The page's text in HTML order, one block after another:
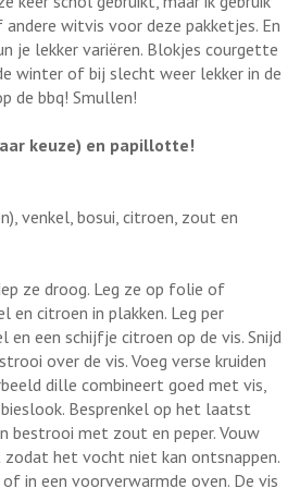
witvis voor deze pakketjes. En
je lekker variëren. Blokjes courgette
winter of bij slecht weer lekker in de
de bbq! Smullen!
keuze) en papillotte!
venkel, bosui, citroen, zout en
ze droog. Leg ze op folie of
en citroen in plakken. Leg per
en een schijfje citroen op de vis. Snijd
over de vis. Voeg verse kruiden
dille combineert goed met vis,
Besprenkel op het laatst
met zout en peper. Vouw
het vocht niet kan ontsnappen.
in een voorverwarmde oven. De vis